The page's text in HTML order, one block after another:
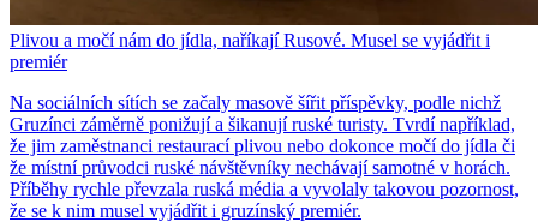
Plivou a močí nám do jídla, naříkají Rusové. Musel se vyjádřit i
premiér
Na sociálních sítích se začaly masově šířit příspěvky, podle nichž
Gruzínci záměrně ponižují a šikanují ruské turisty. Tvrdí například,
že jim zaměstnanci restaurací plivou nebo dokonce močí do jídla či
že místní průvodci ruské návštěvníky nechávají samotné v horách.
Příběhy rychle převzala ruská média a vyvolaly takovou pozornost,
že se k nim musel vyjádřit i gruzínský premiér.